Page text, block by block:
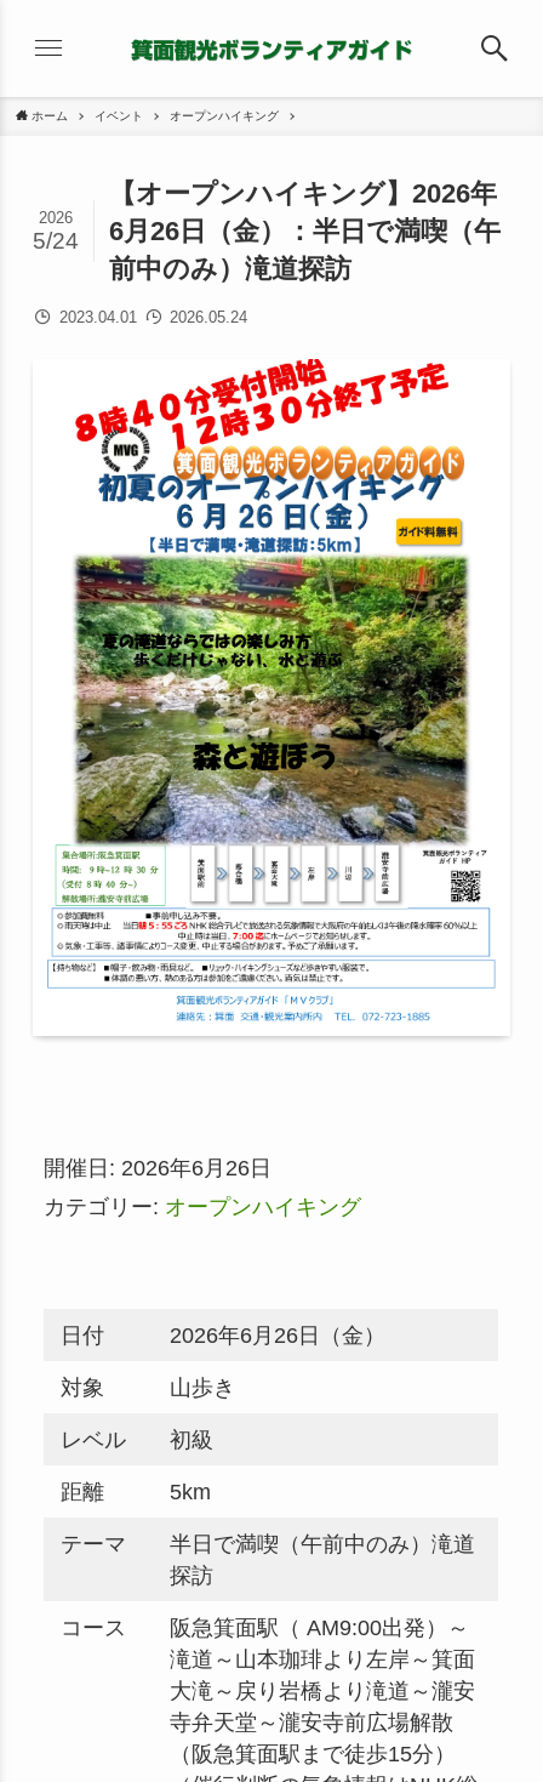
ホーム イベント オープンハイキング
【オープンハイキング】2026年
6月26日（金）：半日で満喫（午
前中のみ）滝道探訪
2026
5/24
2023.04.01 2026.05.24
開催日: 2026年6月26日
カテゴリー: オープンハイキング
日付 2026年6月26日（金）
対象 山歩き
レベル 初級
距離 5km
テーマ
半日で満喫（午前中のみ）滝道
探訪
コース
阪急箕面駅（ AM9:00出発）～
滝道～山本珈琲より左岸～箕面
大滝～戻り岩橋より滝道～瀧安
寺弁天堂～瀧安寺前広場解散
（阪急箕面駅まで徒歩15分）